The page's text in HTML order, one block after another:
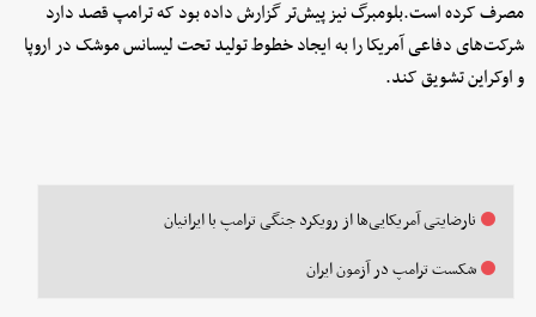
مصرف کرده است.بلومبرگ نیز پیش‌تر گزارش داده بود که ترامپ قصد دارد
شرکت‌های دفاعی آمریکا را به ایجاد خطوط تولید تحت لیسانس موشک در اروپا
و اوکراین تشویق کند.
نارضایتی آمریکایی‌ها از رویکرد جنگی ترامپ با ایرانیان
شکست ترامپ در آزمون ایران